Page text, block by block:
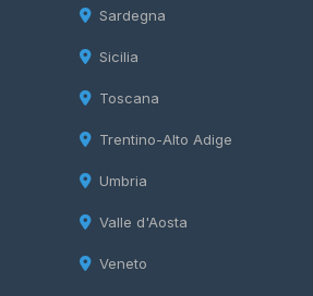
Sardegna
Sicilia
Toscana
Trentino-Alto Adige
Umbria
Valle d'Aosta
Veneto